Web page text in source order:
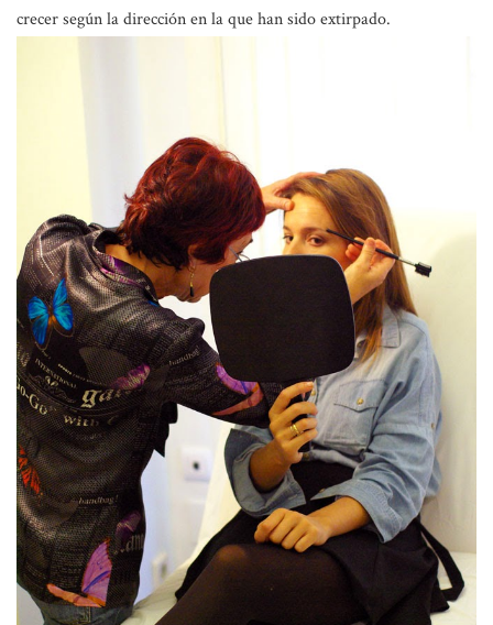
crecer según la dirección en la que han sido extirpado.